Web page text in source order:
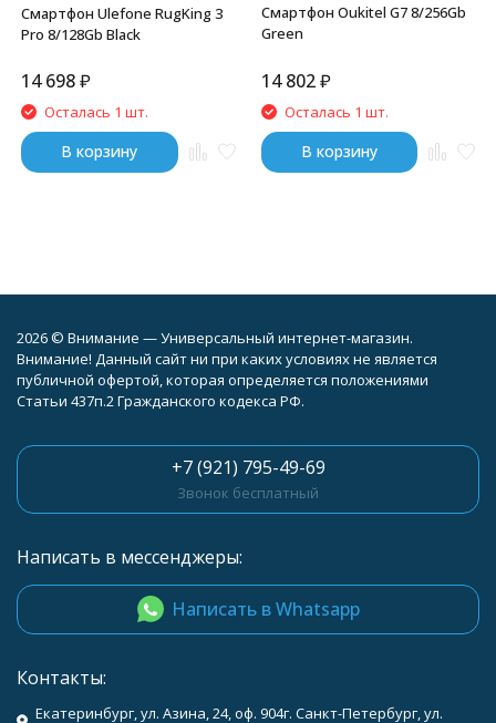
Смартфон Ulefone RugKing 3
Pro 8/128Gb Black
14 698₽
Осталась 1 шт.
В корзину
Смартфон Oukitel G7 8/256Gb
Green
14 802 ₽
Осталась 1 шт.
В корзину
2026 © Внимание — Универсальный интернет-магазин.
Внимание! Данный сайт ни при каких условиях не является
публичной офертой, которая определяется положениями
Статьи 437п.2 Гражданского кодекса РФ.
+7 (921) 795-49-69
Звонок бесплатный
Написать в мессенджеры:
Написать в Whatsapp
Контакты:
Екатеринбург, ул. Азина, 24, оф. 904г. Санкт-Петербург, ул.